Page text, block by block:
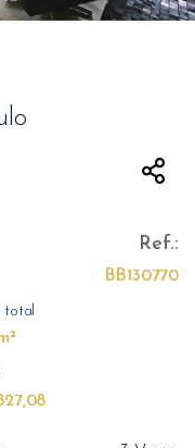
Ref.:
BB130770
total